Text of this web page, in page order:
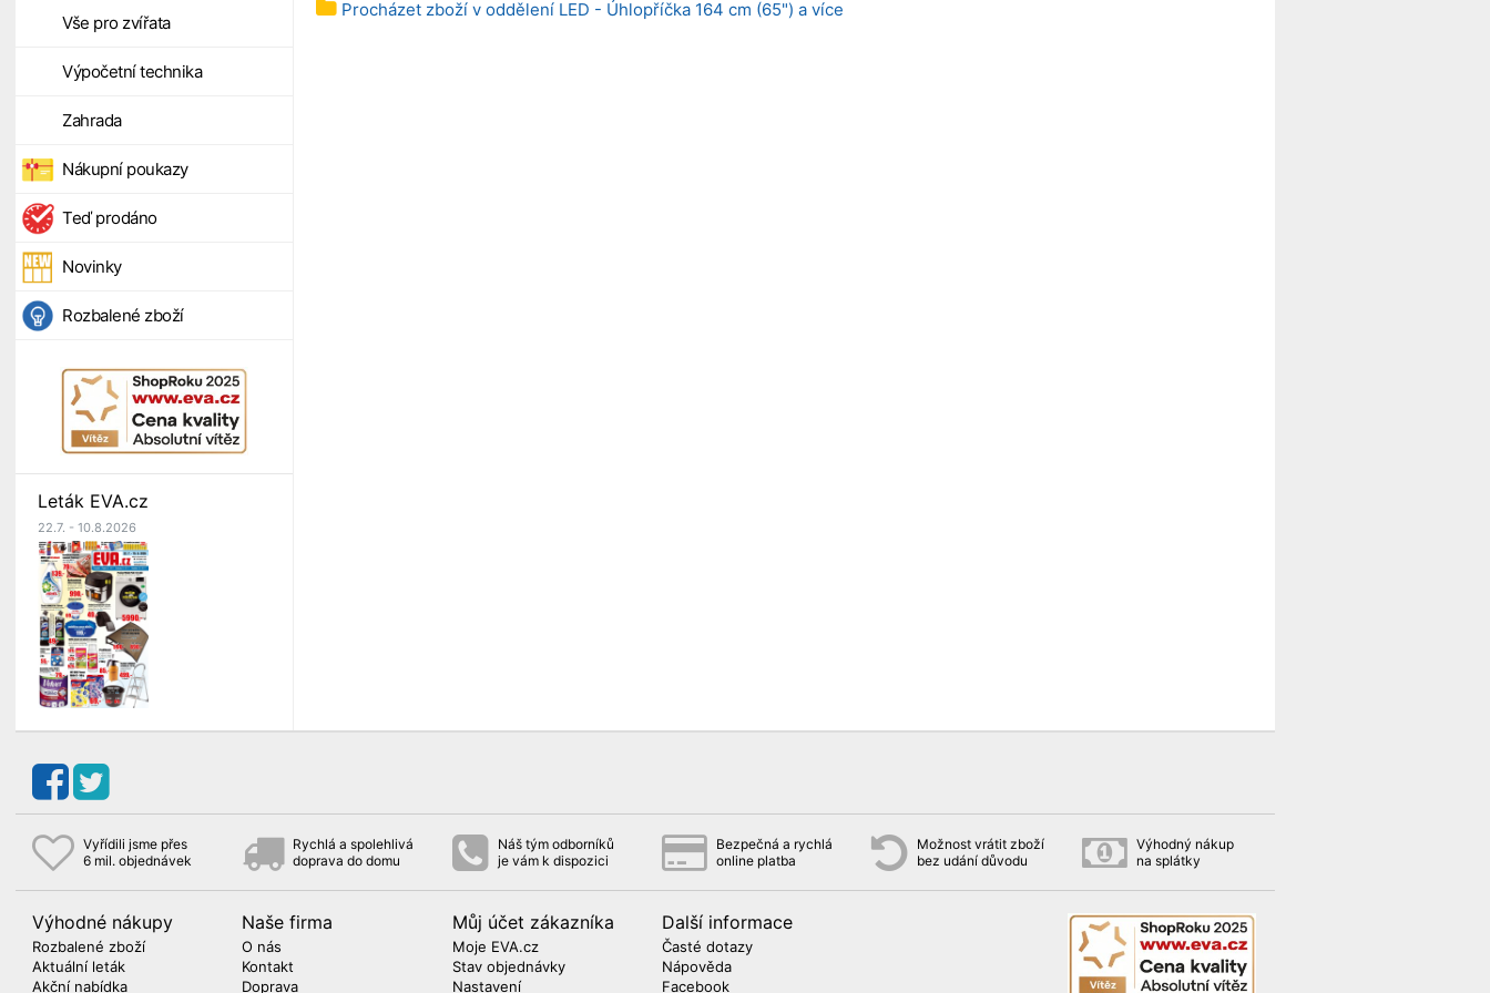
Vše pro zvířata
Výpočetní technika
Zahrada
Nákupní poukazy
Teď prodáno
Novinky
Rozbalené zboží
Leták EVA.cz
22.7. - 10.8.2026
Procházet zboží v oddělení LED - Úhlopříčka 164 cm (65") a více
Vyřídili jsme přes
6 mil. objednávek
Rychlá a spolehlivá
doprava do domu
Náš tým odborníků
je vám k dispozici
Bezpečná a rychlá
online platba
Možnost vrátit zboží
bez udání důvodu
Výhodný nákup
na splátky
Výhodné nákupy
Rozbalené zboží
Aktuální leták
Akční nabídka
Naše firma
O nás
Kontakt
Doprava
Můj účet zákazníka
Moje EVA.cz
Stav objednávky
Nastavení
Další informace
Časté dotazy
Nápověda
Facebook